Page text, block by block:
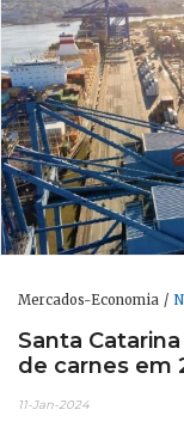
Mercados-Economia
Santa
de carnes em
11-Jan-2024